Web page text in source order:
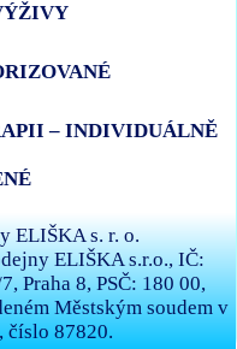
– INDIVIDUÁLNĚ
ELIŠKA s. r. o.
ELIŠKA s.r.o., IČ:
Praha 8, PSČ: 180 00,
Městským soudem v
číslo 87820.